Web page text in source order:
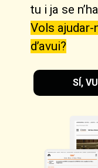
tu i ja se
Vols
d’avui?
SÍ,